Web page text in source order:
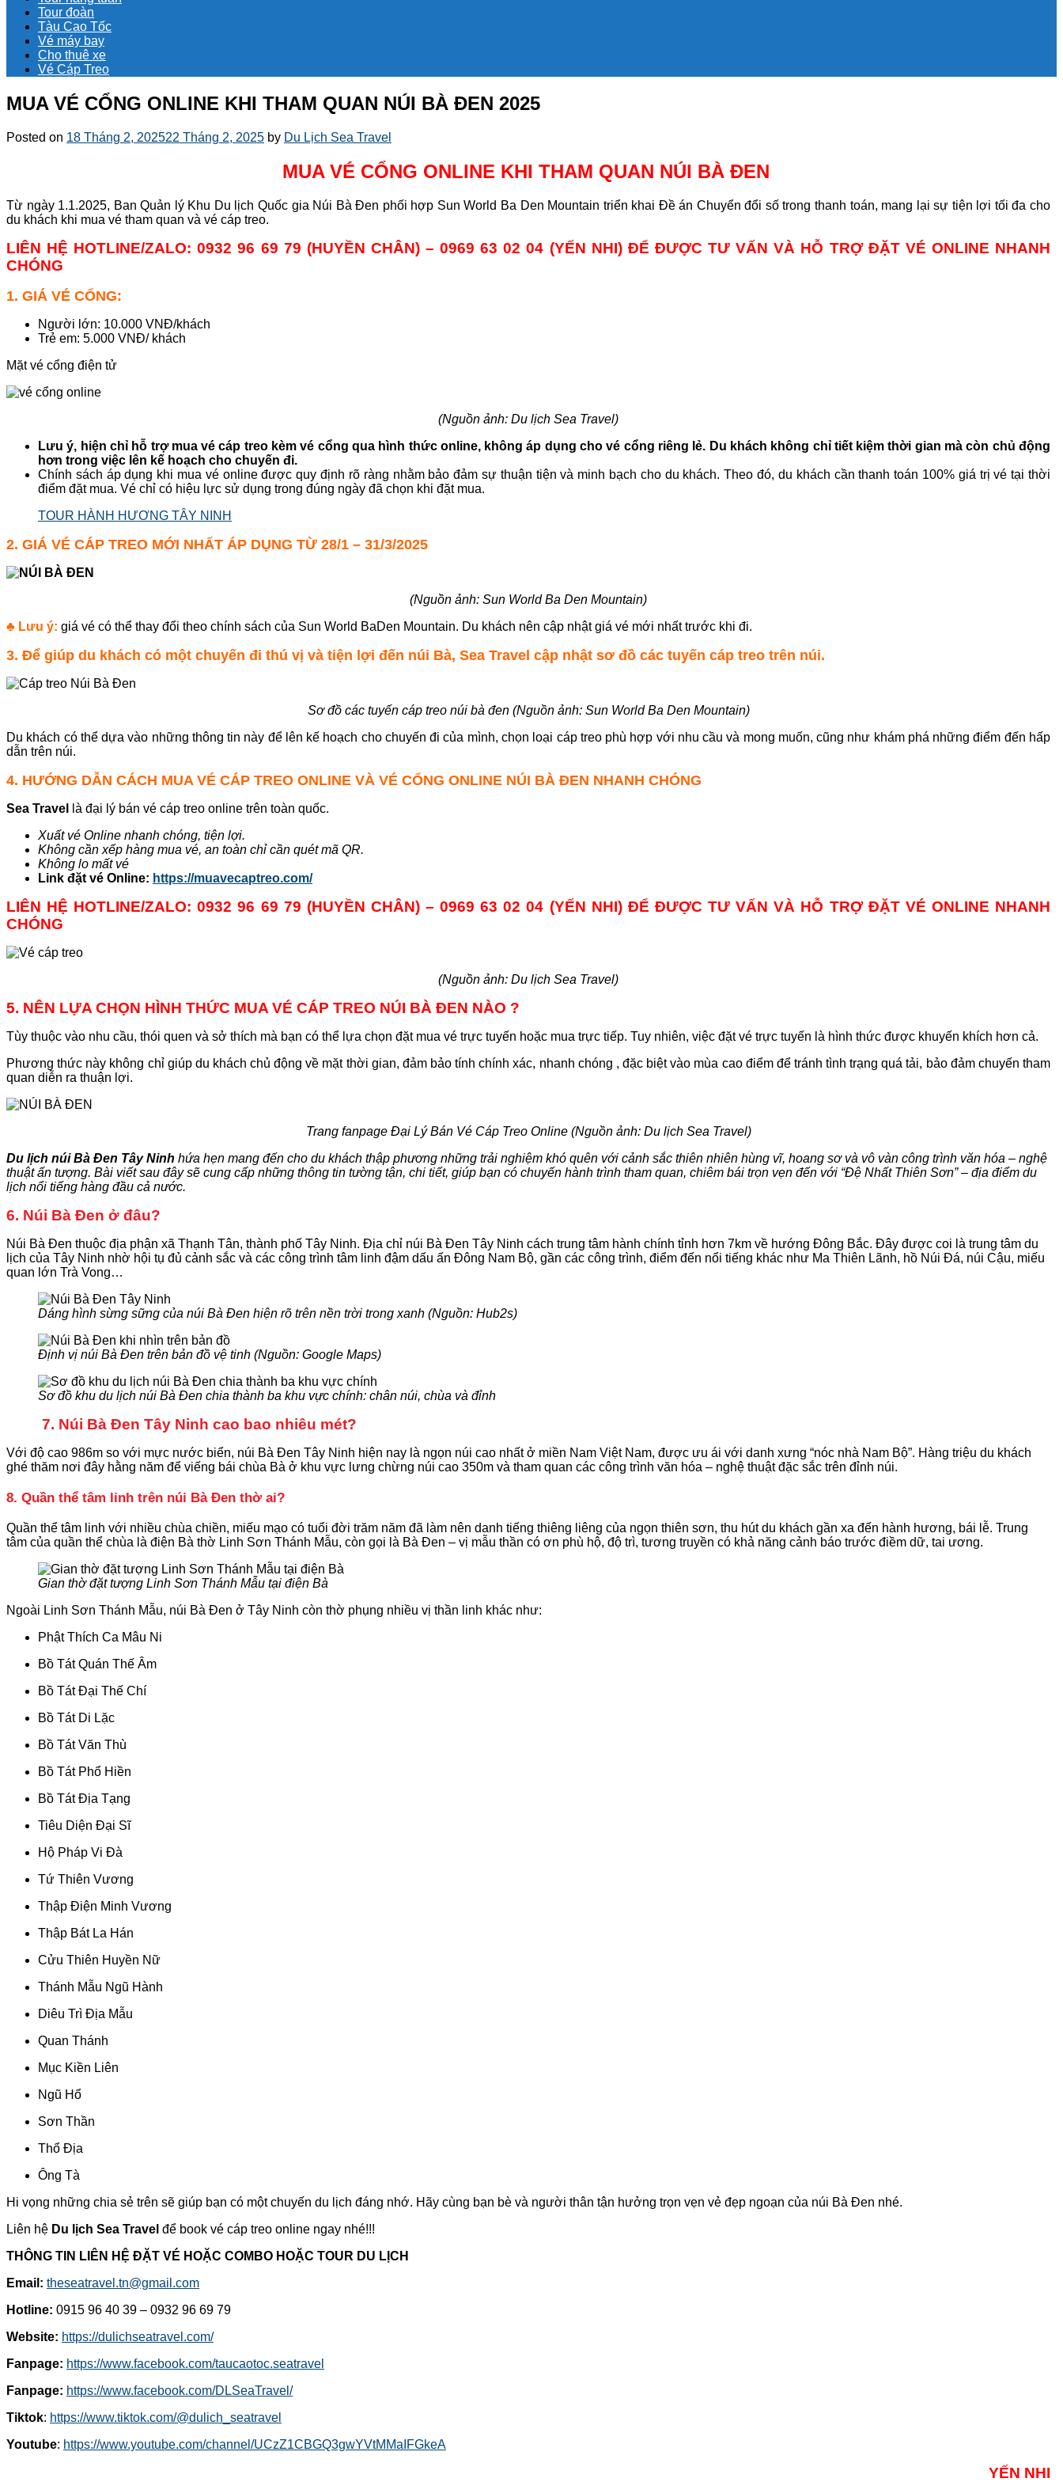
Tour đoàn
Tàu Cao Tốc
Vé máy bay
Cho thuê xe
Vé Cáp Treo
MUA VÉ CỔNG ONLINE KHI THAM QUAN NÚI BÀ ĐEN 2025
Posted on 18 Tháng 2, 202522 Tháng 2, 2025 by Du Lịch Sea Travel
MUA VÉ CỔNG ONLINE KHI THAM QUAN NÚI BÀ ĐEN
Từ ngày 1.1.2025, Ban Quản lý Khu Du lịch Quốc gia Núi Bà Đen phối hợp Sun World Ba Den Mountain triển khai Đề án Chuyển đổi số trong thanh toán, mang lại sự tiện lợi tối đa cho
du khách khi mua vé tham quan và vé cáp treo.
LIÊN HỆ HOTLINE/ZALO: 0932 96 69 79 (HUYỀN CHÂN) – 0969 63 02 04 (YẾN NHI) ĐỂ ĐƯỢC TƯ VẤN VÀ HỖ TRỢ ĐẶT VÉ ONLINE NHANH
CHÓNG
1. GIÁ VÉ CỔNG:
Người lớn: 10.000 VNĐ/khách
Trẻ em: 5.000 VNĐ/ khách
Mặt vé cổng điện tử
(Nguồn ảnh: Du lịch Sea Travel)
Lưu ý, hiện chỉ hỗ trợ mua vé cáp treo kèm vé cổng qua hình thức online, không áp dụng cho vé cổng riêng lẻ. Du khách không chỉ tiết kiệm thời gian mà còn chủ động
hơn trong việc lên kế hoạch cho chuyến đi.
Chính sách áp dụng khi mua vé online được quy định rõ ràng nhằm bảo đảm sự thuận tiện và minh bạch cho du khách. Theo đó, du khách cần thanh toán 100% giá trị vé tại thời
điểm đặt mua. Vé chỉ có hiệu lực sử dụng trong đúng ngày đã chọn khi đặt mua.
TOUR HÀNH HƯƠNG TÂY NINH
2. GIÁ VÉ CÁP TREO MỚI NHẤT ÁP DỤNG TỪ 28/1 – 31/3/2025
(Nguồn ảnh: Sun World Ba Den Mountain)
♣ Lưu ý: giá vé có thể thay đổi theo chính sách của Sun World BaDen Mountain. Du khách nên cập nhật giá vé mới nhất trước khi đi.
3. Để giúp du khách có một chuyến đi thú vị và tiện lợi đến núi Bà, Sea Travel cập nhật sơ đồ các tuyến cáp treo trên núi.
Sơ đồ các tuyến cáp treo núi bà đen (Nguồn ảnh: Sun World Ba Den Mountain)
Du khách có thể dựa vào những thông tin này để lên kế hoạch cho chuyến đi của mình, chọn loại cáp treo phù hợp với nhu cầu và mong muốn, cũng như khám phá những điểm đến hấp
dẫn trên núi.
4. HƯỚNG DẪN CÁCH MUA VÉ CÁP TREO ONLINE VÀ VÉ CỔNG ONLINE NÚI BÀ ĐEN NHANH CHÓNG
Sea Travel
là đại lý bán vé cáp treo online trên toàn quốc.
Xuất vé Online nhanh chóng, tiện lợi.
Không cần xếp hàng mua vé, an toàn chỉ cần quét mã QR.
Không lo mất vé
Link đặt vé Online: https://muavecaptreo.com/
LIÊN HỆ HOTLINE/ZALO: 0932 96 69 79 (HUYỀN CHÂN) – 0969 63 02 04 (YẾN NHI) ĐỂ ĐƯỢC TƯ VẤN VÀ HỖ TRỢ ĐẶT VÉ ONLINE NHANH
CHÓNG
(Nguồn ảnh: Du lịch Sea Travel)
5. NÊN LỰA CHỌN HÌNH THỨC MUA VÉ CÁP TREO NÚI BÀ ĐEN NÀO ?
Tùy thuộc vào nhu cầu, thói quen và sở thích mà bạn có thể lựa chọn đặt mua vé trực tuyến hoặc mua trực tiếp. Tuy nhiên, việc đặt vé trực tuyến là hình thức được khuyến khích hơn cả.
Phương thức này không chỉ giúp du khách chủ động về mặt thời gian, đảm bảo tính chính xác, nhanh chóng , đặc biệt vào mùa cao điểm để tránh tình trạng quá tải, bảo đảm chuyến tham
quan diễn ra thuận lợi.
Trang fanpage Đại Lý Bán Vé Cáp Treo Online (Nguồn ảnh: Du lịch Sea Travel)
Du lịch núi Bà Đen Tây Ninh hứa hẹn mang đến cho du khách thập phương những trải nghiệm khó quên với cảnh sắc thiên nhiên hùng vĩ, hoang sơ và vô vàn công trình văn hóa – nghệ
thuật ấn tượng. Bài viết sau đây sẽ cung cấp những thông tin tường tận, chi tiết, giúp bạn có chuyến hành trình tham quan, chiêm bái trọn vẹn đến với “Đệ Nhất Thiên Sơn” – địa điểm du
lịch nổi tiếng hàng đầu cả nước.
6. Núi Bà Đen ở đâu?
Núi Bà Đen thuộc địa phận xã Thạnh Tân, thành phố Tây Ninh. Địa chỉ núi Bà Đen Tây Ninh cách trung tâm hành chính tỉnh hơn 7km về hướng Đông Bắc. Đây được coi là trung tâm du
lịch của Tây Ninh nhờ hội tụ đủ cảnh sắc và các công trình tâm linh đậm dấu ấn Đông Nam Bộ, gần các công trình, điểm đến nổi tiếng khác như Ma Thiên Lãnh, hồ Núi Đá, núi Cậu, miếu
quan lớn Trà Vong…
Dáng hình sừng sững của núi Bà Đen hiện rõ trên nền trời trong xanh (Nguồn: Hub2s)
Định vị núi Bà Đen trên bản đồ vệ tinh (Nguồn: Google Maps)
Sơ đồ khu du lịch núi Bà Đen chia thành ba khu vực chính: chân núi, chùa và đỉnh
7. Núi Bà Đen Tây Ninh cao bao nhiêu mét?
Với độ cao 986m so với mực nước biển, núi Bà Đen Tây Ninh hiện nay là ngọn núi cao nhất ở miền Nam Việt Nam, được ưu ái với danh xưng “nóc nhà Nam Bộ”. Hàng triệu du khách
ghé thăm nơi đây hằng năm để viếng bái chùa Bà ở khu vực lưng chừng núi cao 350m và tham quan các công trình văn hóa – nghệ thuật đặc sắc trên đỉnh núi.
8. Quần thể tâm linh trên núi Bà Đen thờ ai?
Quần thể tâm linh với nhiều chùa chiền, miếu mạo có tuổi đời trăm năm đã làm nên danh tiếng thiêng liêng của ngọn thiên sơn, thu hút du khách gần xa đến hành hương, bái lễ. Trung
tâm của quần thể chùa là điện Bà thờ Linh Sơn Thánh Mẫu, còn gọi là Bà Đen – vị mẫu thần có ơn phù hộ, độ trì, tương truyền có khả năng cảnh báo trước điềm dữ, tai ương.
Gian thờ đặt tượng Linh Sơn Thánh Mẫu tại điện Bà
Ngoài Linh Sơn Thánh Mẫu, núi Bà Đen ở Tây Ninh còn thờ phụng nhiều vị thần linh khác như:
Phật Thích Ca Mâu Ni
Bồ Tát Quán Thế Âm
Bồ Tát Đại Thế Chí
Bồ Tát Di Lặc
Bồ Tát Văn Thù
Bồ Tát Phổ Hiền
Bồ Tát Địa Tạng
Tiêu Diện Đại Sĩ
Hộ Pháp Vi Đà
Tứ Thiên Vương
Thập Điện Minh Vương
Thập Bát La Hán
Cửu Thiên Huyền Nữ
Thánh Mẫu Ngũ Hành
Diêu Trì Địa Mẫu
Quan Thánh
Mục Kiền Liên
Ngũ Hổ
Sơn Thần
Thổ Địa
Ông Tà
Hi vọng những chia sẻ trên sẽ giúp bạn có một chuyến du lịch đáng nhớ. Hãy cùng bạn bè và người thân tận hưởng trọn vẹn vẻ đẹp ngoạn của núi Bà Đen nhé.
Liên hệ Du lịch Sea Travel để book vé cáp treo online ngay nhé!!!
THÔNG TIN LIÊN HỆ ĐẶT VÉ HOẶC COMBO HOẶC TOUR DU LỊCH
Email: theseatravel.tn@gmail.com
Hotline: 0915 96 40 39 – 0932 96 69 79
Website: https://dulichseatravel.com/
Fanpage: https://www.facebook.com/taucaotoc.seatravel
Fanpage: https://www.facebook.com/DLSeaTravel/
Tiktok: https://www.tiktok.com/@dulich_seatravel
Youtube: https://www.youtube.com/channel/UCzZ1CBGQ3gwYVtMMaIFGkeA
YẾN NHI